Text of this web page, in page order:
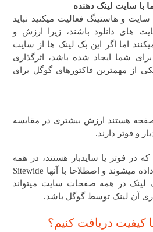
با سایت لینک دهنده
و هاستینگ فعالیت میکنید نباید
های دانلود باشند، زیرا ارزش و
اما اگر این بک لینک ها از سایت
شما ایجاد شده باشد، اثرگذاری
از مهمترین فاکتورهای گوگل برای
هستند ارزش بیشتری در مقایسه
و فوتر دارند.
در فوتر یا سایدبار هستند، در همه
صفحات آن سایت نمایش داده میشوند و اصطلاحا با آنها Sitewide
لینک در همه صفحات سایت میتواند
آن لینک توسط گوگل باشد.
کیفیت دریافت کنیم؟